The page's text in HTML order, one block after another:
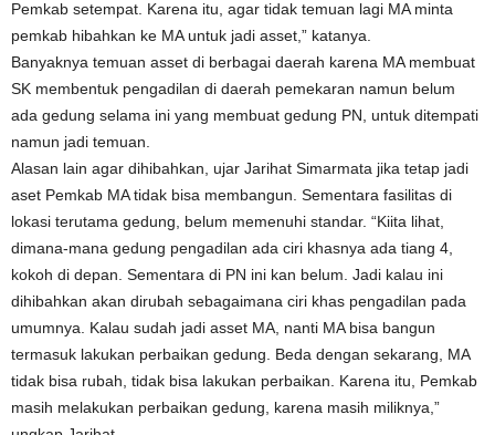
Pemkab setempat. Karena itu, agar tidak temuan lagi MA minta
pemkab hibahkan ke MA untuk jadi asset,” katanya.
Banyaknya temuan asset di berbagai daerah karena MA membuat
SK membentuk pengadilan di daerah pemekaran namun belum
ada gedung selama ini yang membuat gedung PN, untuk ditempati
namun jadi temuan.
Alasan lain agar dihibahkan, ujar Jarihat Simarmata jika tetap jadi
aset Pemkab MA tidak bisa membangun. Sementara fasilitas di
lokasi terutama gedung, belum memenuhi standar. “Kiita lihat,
dimana-mana gedung pengadilan ada ciri khasnya ada tiang 4,
kokoh di depan. Sementara di PN ini kan belum. Jadi kalau ini
dihibahkan akan dirubah sebagaimana ciri khas pengadilan pada
umumnya. Kalau sudah jadi asset MA, nanti MA bisa bangun
termasuk lakukan perbaikan gedung. Beda dengan sekarang, MA
tidak bisa rubah, tidak bisa lakukan perbaikan. Karena itu, Pemkab
masih melakukan perbaikan gedung, karena masih miliknya,”